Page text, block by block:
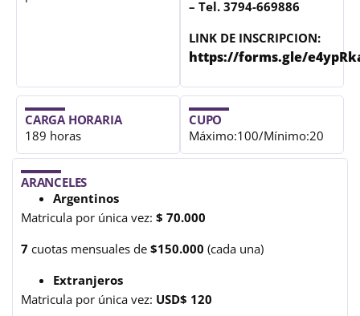
– Tel. 3794-669886
LINK DE INSCRIPCION:
https://forms.gle/
CARGA HORARIA
189 horas
CUPO
Máximo:100/Mínimo:20
ARANCELES
Argentinos
Matricula por única vez: $ 70.000
7 cuotas mensuales de $150.000 (cada una)
Extranjeros
Matricula por única vez: USD$ 120